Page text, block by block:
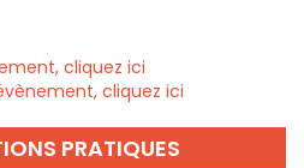
cliquez ici
cliquez ici
PRATIQUES